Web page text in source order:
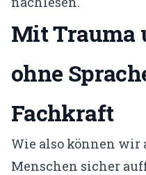
Mit Trauma
ohne
Fachkraft
Wie also können wir
Menschen sicher